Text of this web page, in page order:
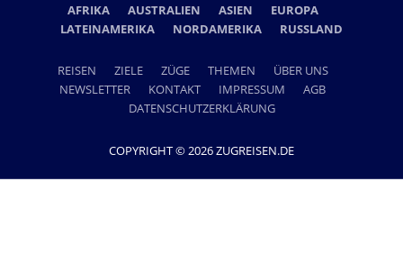
AFRIKA AUSTRALIEN ASIEN
EUROPA
LATEINAMERIKA
NORDAMERIKA RUSSLAND
REISEN ZIELE ZÜGE THEMEN
ÜBER UNS
NEWSLETTER
KONTAKT IMPRESSUM
AGB
DATENSCHUTZERKLÄRUNG
COPYRIGHT © 2026 ZUGREISEN.DE